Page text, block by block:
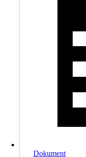
Dokument